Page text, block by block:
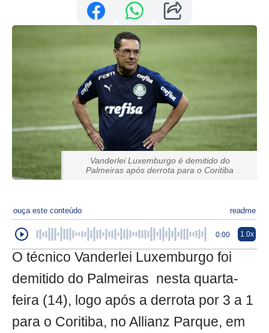
Vanderlei Luxemburgo é demitido do
Palmeiras após derrota para o Coritiba
ouça este conteúdo readme
0:00 1.0x
O técnico Vanderlei Luxemburgo foi
demitido do Palmeiras nesta quarta-
feira (14), logo após a derrota por 3 a 1
para o Coritiba, no Allianz Parque, em